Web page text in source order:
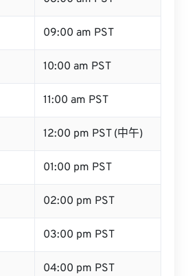
09:00 am PST
10:00 am PST
11:00 am PST
12:00 pm PST (中午)
01:00 pm PST
02:00 pm PST
03:00 pm PST
04:00 pm PST